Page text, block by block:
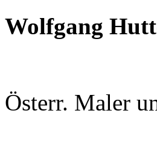
Wolfgang
Österr. Maler